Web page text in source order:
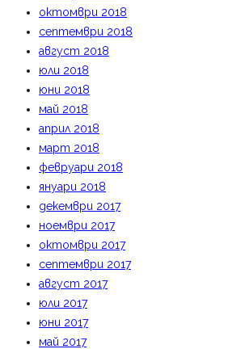
октомври 2018
септември 2018
август 2018
юли 2018
юни 2018
май 2018
април 2018
март 2018
февруари 2018
януари 2018
декември 2017
ноември 2017
октомври 2017
септември 2017
август 2017
юли 2017
юни 2017
май 2017